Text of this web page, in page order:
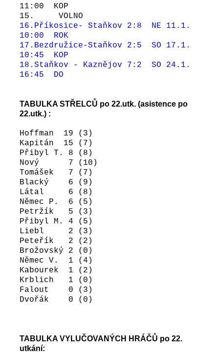
11:00 KOP
15. VOLNO
16.Příkosice- Staňkov 2:8 NE 11.1.
10:00 ROK
17.Bezdružice-Staňkov 2:5 SO 17.1.
10:45 KOP
18.Staňkov - Kaznějov 7:2 SO 24.1.
16:45 DO
TABULKA STŘELCŮ po 22.utk. (asistence po
22.utk.) :
Hoffman 19 (3)
Kapitán 15 (7)
Přibyl T. 8 (8)
Nový 7 (10)
Tomášek 7 (7)
Blacký 6 (9)
Látal 6 (8)
Němec P. 6 (5)
Petržík 5 (3)
Přibyl M. 4 (5)
Liebl 2 (3)
Peteřík 2 (2)
Brožovský 2 (0)
Němec V. 1 (4)
Kabourek 1 (2)
Krblich 1 (0)
Falout 0 (3)
Dvořák 0 (0)
TABULKA VYLUČOVANÝCH HRÁČŮ po 22.
utkání: